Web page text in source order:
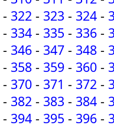
- 322 - 323 - 324 -
- 334 - 335 - 336 -
- 346 - 347 - 348 -
- 358 - 359 - 360 -
- 370 - 371 - 372 -
- 382 - 383 - 384 -
- 394 - 395 - 396 -